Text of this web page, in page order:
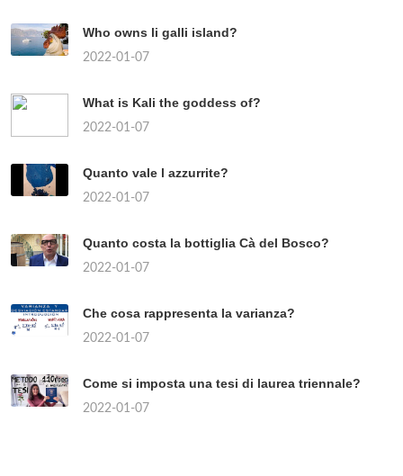
Who owns li galli island?
2022-01-07
What is Kali the goddess of?
2022-01-07
Quanto vale l azzurrite?
2022-01-07
Quanto costa la bottiglia Cà del Bosco?
2022-01-07
Che cosa rappresenta la varianza?
2022-01-07
Come si imposta una tesi di laurea triennale?
2022-01-07